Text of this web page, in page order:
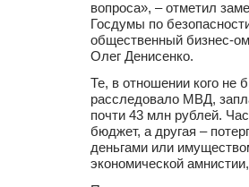
вопроса», – отметил
Госдумы по
общественный бизнес-
Олег Денисенко.
Те, в отношении кого не
расследовало МВД,
почти 43 млн рублей.
бюджет, а другая –
деньгами или
экономической